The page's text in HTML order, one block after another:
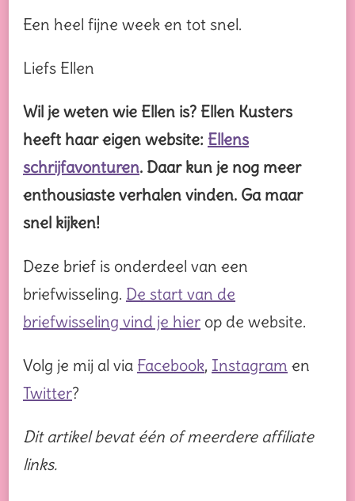
Een heel fijne week en tot snel.
Liefs Ellen
Wil je weten wie Ellen is? Ellen Kusters
heeft haar eigen website: Ellens
schrijfavonturen. Daar kun je nog meer
enthousiaste verhalen vinden. Ga maar
snel kijken!
Deze brief is onderdeel van een
briefwisseling. De start van de
briefwisseling vind je hier op de website.
Volg je mij al via Facebook, Instagram en
Twitter?
Dit artikel bevat één of meerdere affiliate
links.